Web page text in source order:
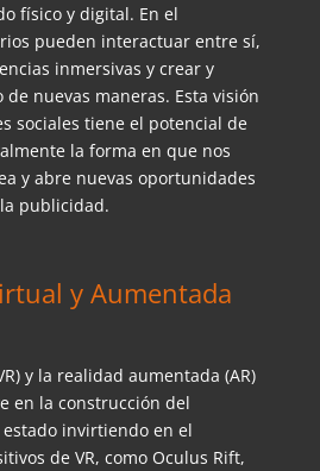
físico y digital. En el
pueden interactuar entre sí,
inmersivas y crear y
nuevas maneras. Esta visión
sociales tiene el potencial de
la forma en que nos
y abre nuevas oportunidades
publicidad.
y Aumentada
y la realidad aumentada (AR)
en la construcción del
invirtiendo en el
de VR, como Oculus Rift,